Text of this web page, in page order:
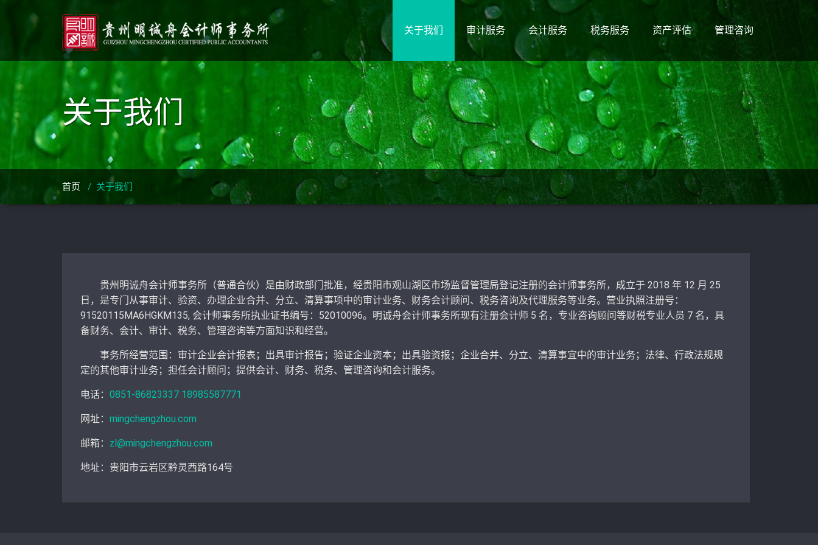
关于我们 审计服务 会计服务 税务服务 资产评估 管理咨询
关于我们
首页 / 关于我们
贵州明诚舟会计师事务所（普通合伙）是由财政部门批准，经贵阳市观山湖区市场监督管理局登记注册的会计师事务所，成立于 2018 年 12 月 25
日，是专门从事审计、验资、办理企业合并、分立、清算事项中的审计业务、财务会计顾问、税务咨询及代理服务等业务。营业执照注册号：
91520115MA6HGKM135, 会计师事务所执业证书编号：52010096。明诚舟会计师事务所现有注册会计师 5 名，专业咨询顾问等财税专业人员 7 名，具
备财务、会计、审计、税务、管理咨询等方面知识和经营。
事务所经营范围：审计企业会计报表；出具审计报告；验证企业资本；出具验资报；企业合并、分立、清算事宜中的审计业务；法律、行政法规规
定的其他审计业务；担任会计顾问；提供会计、财务、税务、管理咨询和会计服务。
电话： 0851-86823337 18985587771
网址： mingchengzhou.com
邮箱： zl@mingchengzhou.com
地址：贵阳市云岩区黔灵西路164号